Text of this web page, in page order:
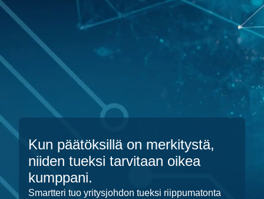
Kun päätöksillä on merkitystä,
niiden tueksi tarvitaan oikea
kumppani.
Smartteri tuo yritysjohdon tueksi riippumatonta